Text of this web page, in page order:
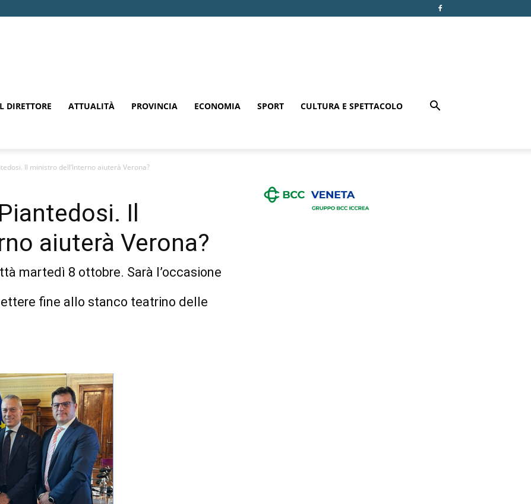
DIRETTORE ATTUALITÀ PROVINCIA ECONOMIA SPORT CULTURA E SPETTACOLO
Il ministro dell’Interno aiuterà Verona?
Il
aiuterà Verona?
martedì 8 ottobre. Sarà l’occasione
fine allo stanco teatrino delle